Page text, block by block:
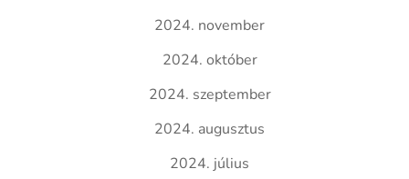
2024. november
2024. október
2024. szeptember
2024. augusztus
2024. július